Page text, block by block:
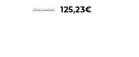
250,45€ 125,23€